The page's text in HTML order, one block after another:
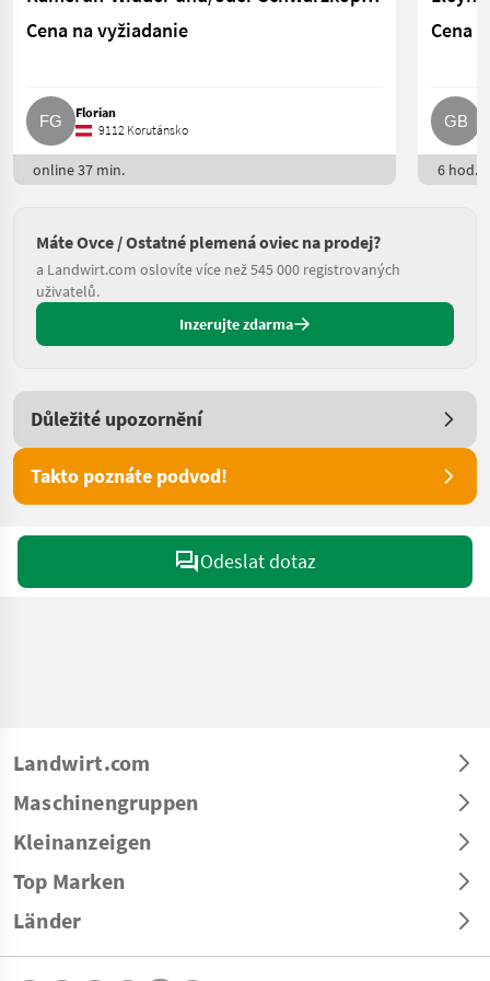
Cena na vyžiadanie
Florian
9112 Korutánsko
online 37 min.
Cena
6 hod.
Máte Ovce / Ostatné plemená oviec na prodej?
a Landwirt.com oslovíte více než 545 000 registrovaných
uživatelů.
Inzerujte zdarma
Důležité upozornění
Takto poznáte podvod!
Odeslat dotaz
Landwirt.com
Maschinengruppen
Kleinanzeigen
Top Marken
Länder